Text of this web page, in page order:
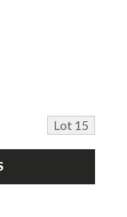
Lot 15